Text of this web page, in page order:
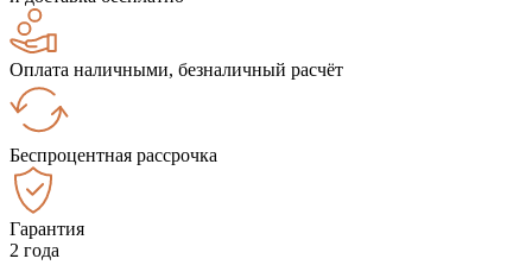
Оплата наличными, безналичный расчёт
Беспроцентная рассрочка
Гарантия
2 года